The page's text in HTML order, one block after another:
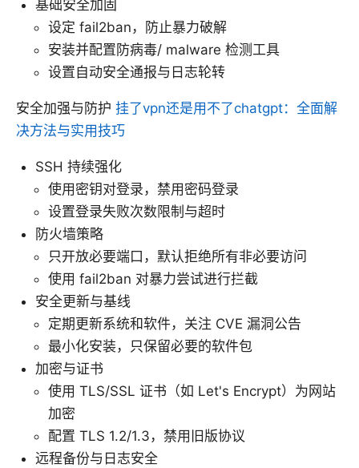
基础安全加固
设定 fail2ban，防止暴力破解
安装并配置防病毒/ malware 检测工具
设置自动安全通报与日志轮转
安全加强与防护 挂了vpn还是用不了chatgpt：全面解
决方法与实用技巧
SSH 持续强化
使用密钥对登录，禁用密码登录
设置登录失败次数限制与超时
防火墙策略
只开放必要端口，默认拒绝所有非必要访问
使用 fail2ban 对暴力尝试进行拦截
安全更新与基线
定期更新系统和软件，关注 CVE 漏洞公告
最小化安装，只保留必要的软件包
加密与证书
使用 TLS/SSL 证书（如 Let's Encrypt）为网站
加密
配置 TLS 1.2/1.3，禁用旧版协议
远程备份与日志安全